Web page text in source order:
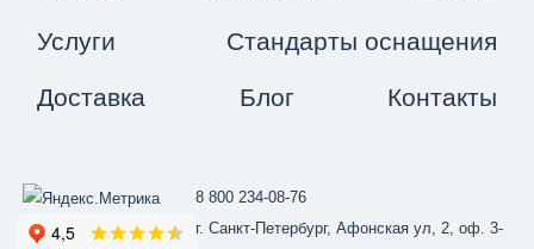
Услуги Стандарты оснащения
Доставка Блог Контакты
8 800 234-08-76
г. Санкт-Петербург, Афонская ул, 2, оф. 3-